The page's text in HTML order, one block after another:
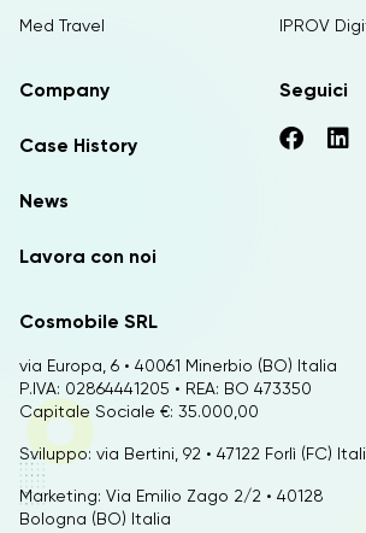
Cosmobile SRL
via Europa, 6 • 40061 Minerbio (BO) Italia
P.IVA: 02864441205 • REA: BO 473350
Capitale Sociale €: 35.000,00
Sviluppo: via Bertini, 92 • 47122 Forlì (FC)
Marketing: Via Emilio Zago 2/2 • 40128
Bologna (BO) Italia
Med Travel
IPROV
Company
Case History
News
Lavora con noi
Seguici